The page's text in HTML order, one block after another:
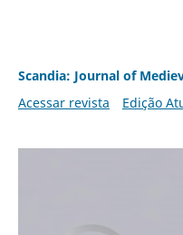
Scandia: Journal of
Acessar revista
Edição